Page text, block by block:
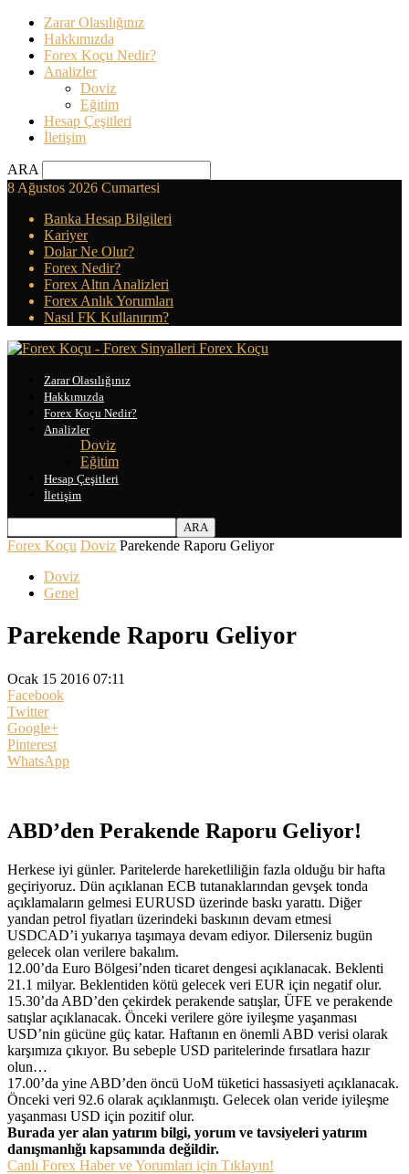
Zarar Olasılığınız
Hakkımızda
Forex Koçu Nedir?
Analizler
Doviz
Eğitim
Hesap Çeşitleri
İletişim
ARA
8 Ağustos 2026 Cumartesi
Banka Hesap Bilgileri
Kariyer
Dolar Ne Olur?
Forex Nedir?
Forex Altın Analizleri
Forex Anlık Yorumları
Nasıl FK Kullanırım?
Forex Koçu
Zarar Olasılığınız
Hakkımızda
Forex Koçu Nedir?
Analizler
Doviz
Eğitim
Hesap Çeşitleri
İletişim
Forex Koçu Doviz Parekende Raporu Geliyor
Doviz
Genel
Parekende Raporu Geliyor
Ocak 15 2016 07:11
Facebook
Twitter
Google+
Pinterest
WhatsApp
ABD’den Perakende Raporu Geliyor!
Herkese iyi günler. Paritelerde hareketliliğin fazla olduğu bir hafta
geçiriyoruz. Dün açıklanan ECB tutanaklarından gevşek tonda
açıklamaların gelmesi EURUSD üzerinde baskı yarattı. Diğer
yandan petrol fiyatları üzerindeki baskının devam etmesi
USDCAD’i yukarıya taşımaya devam ediyor. Dilerseniz bugün
gelecek olan verilere bakalım.
12.00’da Euro Bölgesi’nden ticaret dengesi açıklanacak. Beklenti
21.1 milyar. Beklentiden kötü gelecek veri EUR için negatif olur.
15.30’da ABD’den çekirdek perakende satışlar, ÜFE ve perakende
satışlar açıklanacak. Önceki verilere göre iyileşme yaşanması
USD’nin gücüne güç katar. Haftanın en önemli ABD verisi olarak
karşımıza çıkıyor. Bu sebeple USD paritelerinde fırsatlara hazır
olun…
17.00’da yine ABD’den öncü UoM tüketici hassasiyeti açıklanacak.
Önceki veri 92.6 olarak açıklanmıştı. Gelecek olan veride iyileşme
yaşanması USD için pozitif olur.
Burada yer alan yatırım bilgi, yorum ve tavsiyeleri yatırım
danışmanlığı kapsamında değildir.
Canlı Forex Haber ve Yorumları için Tıklayın!